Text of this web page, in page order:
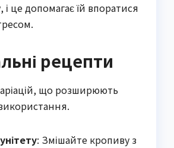
і це допомагає їй впоратися
рецепти
що розширюють
: Змішайте кропиву з